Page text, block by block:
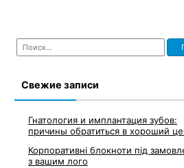
Найти:
Свежие записи
Гнатология и имплантация зубов:
причины обратиться в хороший
Корпоративні блокноти під
з вашим лого